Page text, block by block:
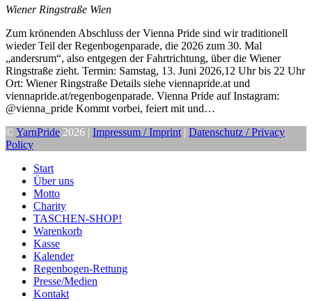
Wiener Ringstraße Wien
Zum krönenden Abschluss der Vienna Pride sind wir traditionell
wieder Teil der Regenbogenparade, die 2026 zum 30. Mal
„andersrum“, also entgegen der Fahrtrichtung, über die Wiener
Ringstraße zieht. Termin: Samstag, 13. Juni 2026,12 Uhr bis 22 Uhr
Ort: Wiener Ringstraße Details siehe viennapride.at und
viennapride.at/regenbogenparade. Vienna Pride auf Instagram:
@vienna_pride Kommt vorbei, feiert mit und…
©YarnPride 2026 | Impressum / Imprint | Datenschutz / Privacy
Policy
Start
Über uns
Motto
Charity
TASCHEN-SHOP!
Warenkorb
Kasse
Kalender
Regenbogen-Rettung
Presse/Medien
Kontakt